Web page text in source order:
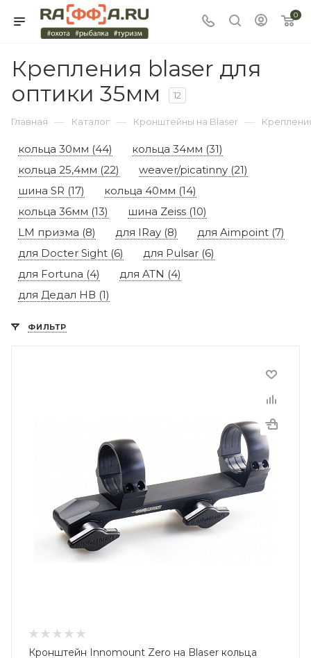
0
Крепления blaser для
оптики 35мм
12
Главная — Каталог — Кронштейны на Blaser —
кольца 30мм (44)
кольца 34мм (31)
кольца 25,4мм (22)
weaver/picatinny (21)
шина SR (17)
кольца 40мм (14)
кольца 36мм (13)
шина Zeiss (10)
LM призма (8)
для IRay (8)
для Aimpoint (7)
для Docter Sight (6)
для Pulsar (6)
для Fortuna (4)
для ATN (4)
для Дедал НВ (1)
ФИЛЬТР
Кронштейн Innomount Zero на Blaser кольца